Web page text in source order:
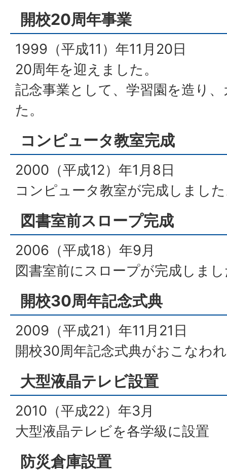
開校20周年事業
1999（平成11）年11月20日
20周年を迎えました。
記念事業として、学習園を造り
た。
コンピュータ教室完成
2000（平成12）年1月8日
コンピュータ教室が完成しまし
図書室前スロープ完成
2006（平成18）年9月
図書室前にスロープが完成しま
開校30周年記念式典
2009（平成21）年11月21日
開校30周年記念式典がおこなわ
大型液晶テレビ設置
2010（平成22）年3月
大型液晶テレビを各学級に設置
防災倉庫設置